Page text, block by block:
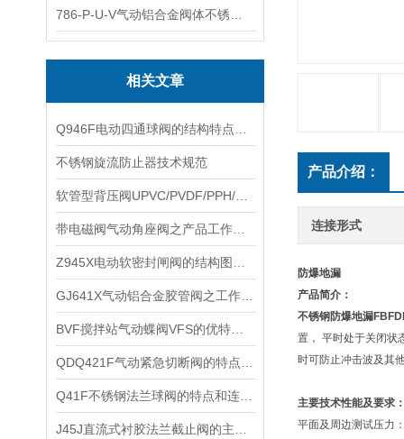
相关文章
不锈钢旋流防止器技术规范
产品介绍：
连接形式
防爆地漏
产品简介：
不锈钢防爆地漏
置， 平时处于关闭状
时可防止冲击波及其
主要技术性能及要求
平面及周边测试压力